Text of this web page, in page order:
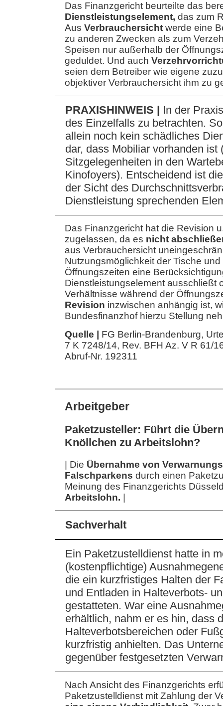
Das Finanzgericht beurteilte das
Dienstleistungselement, das zum
Aus Verbrauchersicht werde eine
zu anderen Zwecken als zum
Speisen nur außerhalb der
geduldet. Und auch
seien dem Betreiber wie eigene
objektiver Verbrauchersicht ihm zu
PRAXISHINWEIS | In der
des Einzelfalls zu betrachten.
allein noch kein schädliches
dar, dass Mobiliar vorhanden ist
Sitzgelegenheiten in den
Kinofoyers). Entscheidend ist
der Sicht des
Dienstleistung sprechenden
Das Finanzgericht hat die Revision
zugelassen, da es nicht
aus Verbrauchersicht
Nutzungsmöglichkeit der Tische
Öffnungszeiten eine
Dienstleistungselement ausschließt
Verhältnisse während der
Revision inzwischen anhängig ist,
Bundesfinanzhof hierzu Stellung
Quelle | FG Berlin-Brandenburg,
7 K 7248/14, Rev. BFH Az. V R 61/
Abruf-Nr. 192311
Arbeitgeber
Paketzusteller: Führt die
Knöllchen zu Arbeitslohn?
| Die Übernahme von
Falschparkens durch einen
Meinung des Finanzgerichts
Arbeitslohn.
Sachverhalt
Ein Paketzustelldienst hatte in
(kostenpflichtige)
die ein kurzfristiges Halten der
und Entladen in Halteverbots-
gestatteten. War eine
erhältlich, nahm er es hin, dass
Halteverbotsbereichen oder
kurzfristig anhielten. Das
gegenüber festgesetzten
Nach Ansicht des Finanzgerichts
Paketzustelldienst mit Zahlung der